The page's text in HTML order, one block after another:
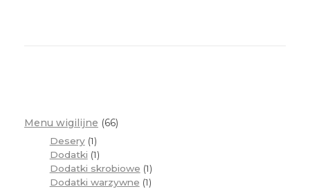
Menu wigilijne 66
Desery 1
Dodatki 1
Dodatki skrobiowe 1
Dodatki warzywne 1